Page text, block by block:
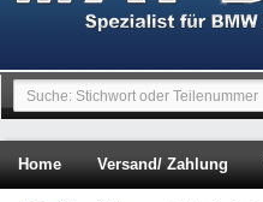
Home Versand/ Zahlung